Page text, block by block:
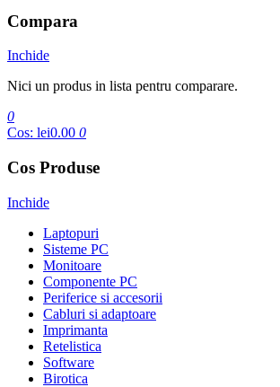
Compara
Inchide
Nici un produs in lista pentru comparare.
0
Cos: lei0.00 0
Cos Produse
Inchide
Laptopuri
Sisteme PC
Monitoare
Componente PC
Periferice si accesorii
Cabluri si adaptoare
Imprimanta
Retelistica
Software
Birotica